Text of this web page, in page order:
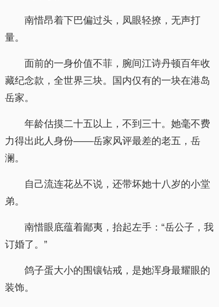
南惜昂着下巴偏过头，凤眼轻撩，无声打
量。
面前的一身价值不菲，腕间江诗丹顿百年收
藏纪念款，全世界三块。国内仅有的一块在港岛
岳家。
年龄估摸二十五以上，不到三十。她毫不费
力得出此人身份——岳家风评最差的老五，岳
澜。
自己流连花丛不说，还带坏她十八岁的小堂
弟。
南惜眼底蕴着鄙夷，抬起左手：“岳公子，我
订婚了。”
鸽子蛋大小的围镶钻戒，是她浑身最耀眼的
装饰。